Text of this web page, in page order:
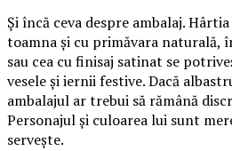
Și încă ceva despre ambalaj.
toamna și cu primăvara naturală,
sau cea cu finisaj satinat se
vesele și iernii festive. Dacă
ambalajul ar trebui să rămână
Personajul și culoarea lui sunt
servește.